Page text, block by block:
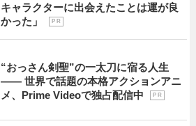
キャラクターに出会えたことは運が良
かった」
P R
“おっさん剣聖”の一太刀に宿る人生
―― 世界で話題の本格アクションアニ
メ、Prime Videoで独占配信中
P R